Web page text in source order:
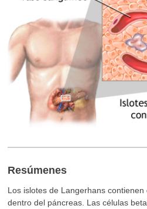
Resúmenes
Los islotes de Langerhans
dentro del páncreas. Las células